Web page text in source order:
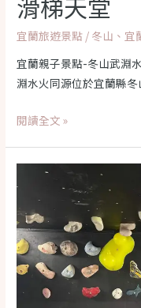
滑梯天堂
宜蘭旅遊景點 / 冬山 、 宜
宜蘭親子景點-冬山武淵
淵水火同源位於宜蘭縣
【2024
景
點
推
薦】
宜
閱讀全文 »